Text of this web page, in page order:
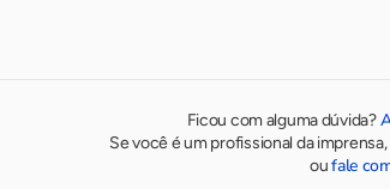
Ficou com alguma dúvida?
Se você é um profissional da
oufale